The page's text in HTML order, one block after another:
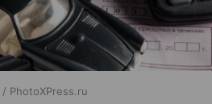
PhotoXPress.ru